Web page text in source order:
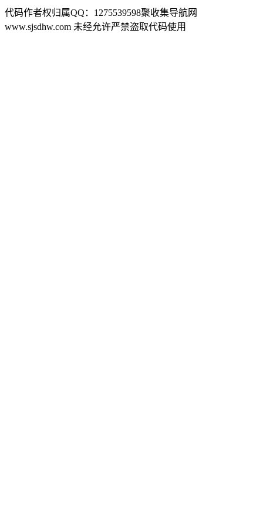
代码作者权归属QQ：1275539598聚收集导航网
www.sjsdhw.com 未经允许严禁盗取代码使用